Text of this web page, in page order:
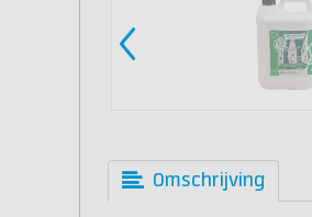
Omschrijving